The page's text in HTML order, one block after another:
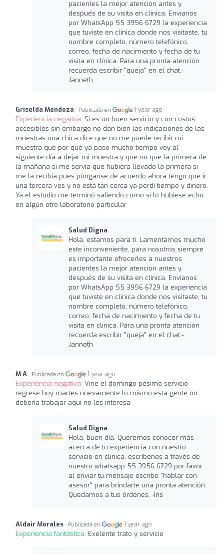
pacientes la mejor atención antes y
después de su visita en clínica. Envíanos
por WhatsApp 55 3956 6729 la experiencia
que tuviste en clínica donde nos visitaste, tu
nombre completo, número telefónico,
correo, fecha de nacimiento y fecha de tu
visita en clínica. Para una pronta atención
recuerda escribir "queja" en el chat.-
Janneth
Griselda Mendoza Publicada en 1 year ago
Experiencia negativa: Si es un buen servicio y con costos
accesibles sin embargo no dan bien las indicaciones de las
muestras una chica dice que no me puede recibir mi
muestra que por qué ya paso mucho tiempo voy al
siguiente día a dejar mi muestra y que no que la primera de
la mañana si me servía que hubiera llevado la primera si
me la recibia pues pónganse de acuerdo ahora tengo que ir
una tercera ves y no está tan cerca ya perdí tiempo y dinero.
Ya el estudio me terminó saliendo como si lo hubiese echo
en algún otro laboratorio particular
Salud Digna
Hola, estamos para ti. Lamentamos mucho
este inconveniente, para nosotros siempre
es importante ofrecerles a nuestros
pacientes la mejor atención antes y
después de su visita en clínica. Envíanos
por WhatsApp 55 3956 6729 la experiencia
que tuviste en clínica donde nos visitaste, tu
nombre completo, número telefónico,
correo, fecha de nacimiento y fecha de tu
visita en clínica. Para una pronta atención
recuerda escribir "queja" en el chat.-
Janneth
M A Publicada en 1 year ago
Experiencia negativa: Vine el domingo pésimo servicio
regrese hoy martes nuevamente lo mismo esta gente no
debería trabajar aquí no les interesa
Salud Digna
Hola, buen día. Queremos conocer más
acerca de tu experiencia con nuestro
servicio en clínica, escríbenos a través de
nuestro whatsapp 55 3956 6729 por favor
al enviar tu mensaje escribe "hablar con
asesor" para brindarte una pronta atención.
Quedamos a tus órdenes. -Iris
Aldair Morales Publicada en 1 year ago
Experiencia fantástica: Exelente trato y servicio